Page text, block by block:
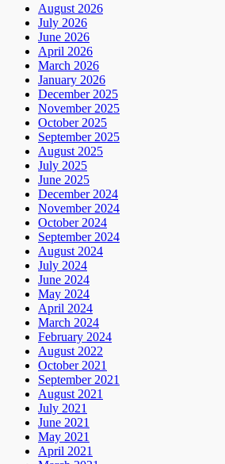
August 2026
July 2026
June 2026
April 2026
March 2026
January 2026
December 2025
November 2025
October 2025
September 2025
August 2025
July 2025
June 2025
December 2024
November 2024
October 2024
September 2024
August 2024
July 2024
June 2024
May 2024
April 2024
March 2024
February 2024
August 2022
October 2021
September 2021
August 2021
July 2021
June 2021
May 2021
April 2021